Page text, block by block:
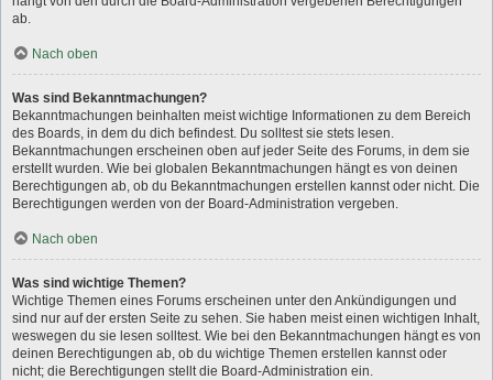
ab.
Nach oben
Was sind Bekanntmachungen?
Bekanntmachungen beinhalten meist wichtige Informationen zu dem Bereich
des Boards, in dem du dich befindest. Du solltest sie stets lesen.
Bekanntmachungen erscheinen oben auf jeder Seite des Forums, in dem sie
erstellt wurden. Wie bei globalen Bekanntmachungen hängt es von deinen
Berechtigungen ab, ob du Bekanntmachungen erstellen kannst oder nicht. Die
Berechtigungen werden von der Board-Administration vergeben.
Nach oben
Was sind wichtige Themen?
Wichtige Themen eines Forums erscheinen unter den Ankündigungen und
sind nur auf der ersten Seite zu sehen. Sie haben meist einen wichtigen Inhalt,
weswegen du sie lesen solltest. Wie bei den Bekanntmachungen hängt es von
deinen Berechtigungen ab, ob du wichtige Themen erstellen kannst oder
nicht; die Berechtigungen stellt die Board-Administration ein.